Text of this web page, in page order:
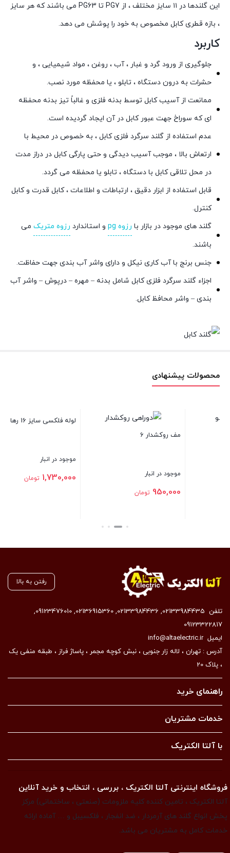
این گلندها در ۱۱ سایز مختلف ، از PG7 تا PG63 می باشند که هر سایز
، بازه قطری کابل مخصوص به خود را پوشش می دهد.
کاربرد
جلوگیری از ورود گرد و غبار ، آب ، روغن ، مواد شیمیایی ، و
حشرات به درون دستگاه ، تابلو ، یا محفظه مورد نصب.
ممانعت از آسیب کابل توسط بدنه فلزی و غالباً تیز بدنه محفظه
ای که سوراخ جهت عبور کابل در آن ایجاد گردیده است.
عدم استفاده از گلند سرگرد فلزی کابل ، به خصوص در محیط با
ارتعاش بالا ، موجب آسیب دیدگی و حتی پارگی کابل در دراز مدت
در محل تلاقی کابل با دستگاه ، تابلو یا محفظه می گردد.
قابل استفاده از ابزار دقیق ، ارتباطات و اطلاعات ، کابل قدرت و کابل
کنترل.
گلند های موجود در بازار با رزوه pg و استاندارد رزوه متریک می
باشند.
جنس برنج با آب کاری نیکل و دارای واشر آب بندی جهت حفاظت.
اجزاء گلند سرگرد فلزی کابل شامل بدنه – مهره – درپوش – واشر آب
بندی – واشر محافظ کابل.
محصولات پیشنهادی
لوله فلکسی سایز 16 رهاورد ایران
موجود در انبار
1,730,000
لوله فلکسی سایز 16 توس فلکس
موجود در انبار
2,308,000 تومان
رفتن به بالا
تلفن 02133984435
,
02133984436
,
02136915360
,
09123476010
,
09123322817
ایمیلinfo@altaelectric.ir
آدرس : تهران ، لاله زار جنوبی ، نبش کوچه مجمر ، پاساژ فراز ، طبقه منفی یک
، پلاک 20
راهنمای خرید
خدمات مشتریان
با آلتا الکتریک
فروشگاه اینترنتی آلتا الکتریک ، بررسی ، انتخاب و خرید آنلاین
آلتا الکتریک ، تامین کننده کلیه ملزومات (صنعتی ، ساختمانی) مرکز
پخش انواع گلند های آرمردار ، ضد انفجار ، فلکسیبل و … آماده ارائه
خدمات کامل به مشتریان می باشد.